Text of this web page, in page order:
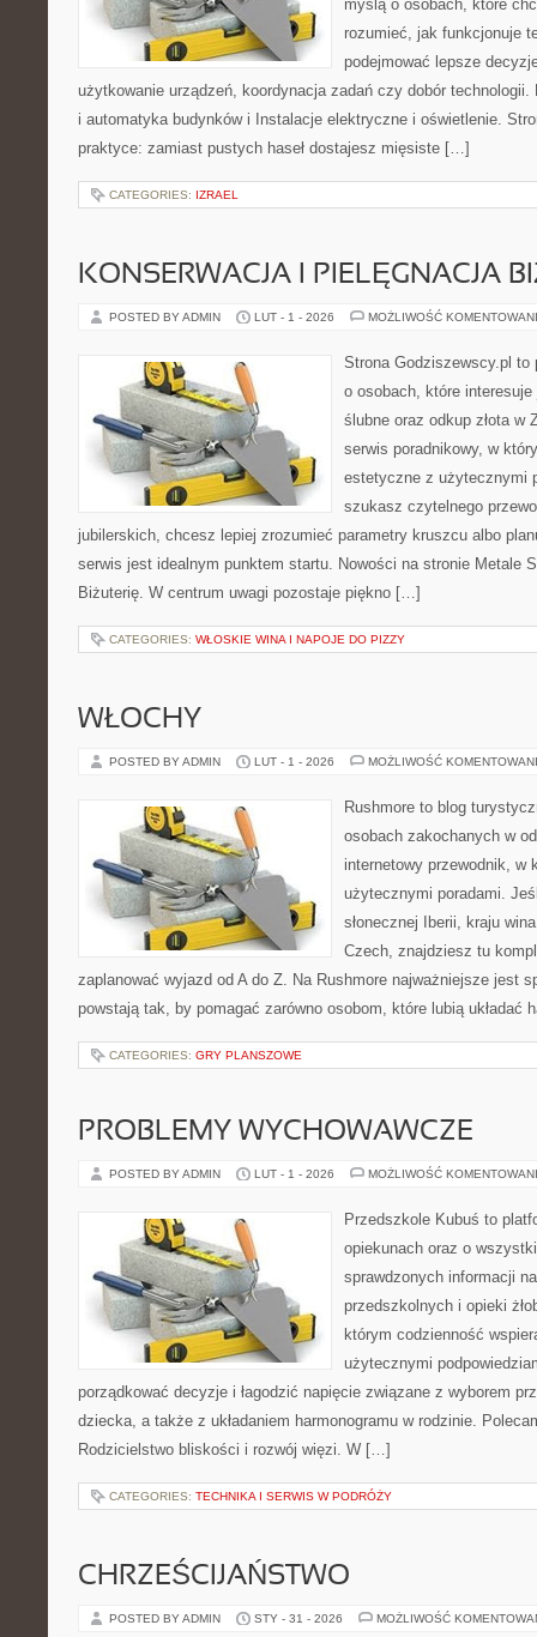
myślą o osobach, które
rozumieć, jak funkcjonuje
podejmować lepsze
użytkowanie urządzeń, koordynacja zadań czy dobór
i automatyka budynków i Instalacje elektryczne i oświetlenie.
praktyce: zamiast pustych haseł dostajesz mięsiste […]
CATEGORIES: IZRAEL
KONSERWACJA I PIELĘGNACJA
POSTED BY ADMIN LUT - 1 - 2026 MOŻLIWOŚĆ
Strona Godziszewscy.pl to
o osobach, które
ślubne oraz odkup złota w
serwis poradnikowy, w
estetyczne z użytecznymi
szukasz czytelnego
jubilerskich, chcesz lepiej zrozumieć parametry kruszcu albo
serwis jest idealnym punktem startu. Nowości na stronie Metale
Biżuterię. W centrum uwagi pozostaje piękno […]
CATEGORIES: WŁOSKIE WINA I NAPOJE DO PIZZY
WŁOCHY
POSTED BY ADMIN LUT - 1 - 2026 MOŻLIWOŚĆ
Rushmore to blog
osobach zakochanych w
internetowy przewodnik, w
użytecznymi poradami.
słonecznej Iberii, kraju
Czech, znajdziesz tu
zaplanować wyjazd od A do Z. Na Rushmore najważniejsze jest
powstają tak, by pomagać zarówno osobom, które lubią układać
CATEGORIES: GRY PLANSZOWE
PROBLEMY WYCHOWAWCZE
POSTED BY ADMIN LUT - 1 - 2026 MOŻLIWOŚĆ
Przedszkole Kubuś to
opiekunach oraz o
sprawdzonych informacji
przedszkolnych i opieki
którym codzienność
użytecznymi
porządkować decyzje i łagodzić napięcie związane z wyborem
dziecka, a także z układaniem harmonogramu w rodzinie.
Rodzicielstwo bliskości i rozwój więzi. W […]
CATEGORIES: TECHNIKA I SERWIS W PODRÓŻY
CHRZEŚCIJAŃSTWO
POSTED BY ADMIN STY - 31 - 2026 MOŻLIWOŚĆ